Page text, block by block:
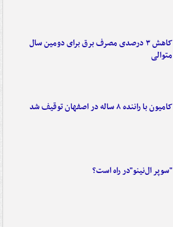
کاهش ۳ درصدی مصرف برق برای دومین سال
متوالی
کامیون با راننده ۸ ساله در اصفهان توقیف شد
"سوپر ال‌نینو"در راه است؟